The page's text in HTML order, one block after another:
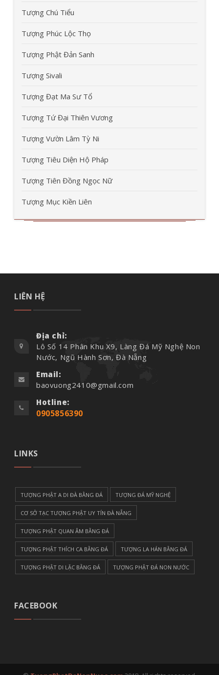
Tượng Chú Tiểu
Tượng Phúc Lộc Thọ
Tượng Phật Đản Sanh
Tượng Sivali
Tượng Đạt Ma Sư Tổ
Tượng Tứ Đại Thiên Vương
Tượng Vườn Lâm Tỳ Ni
Tượng Tiêu Diện Hộ Pháp
Tượng Tiên Đồng Ngọc Nữ
Tượng Mục Kiền Liên
LIÊN HỆ
Địa chỉ:
Lô Số 14 Phân Khu X9, Làng Đá Mỹ Nghệ Non
Nước, Ngũ Hành Sơn, Đà Nẵng
Email:
baovuong2410@gmail.com
Hotline:
0905856390
LINKS
TƯỢNG PHẬT A DI ĐÀ BẰNG ĐÁ TƯỢNG ĐÁ MỸ NGHỆ
CƠ SỞ TẠC TƯỢNG PHẬT UY TÍN ĐÀ NẴNG
TƯỢNG PHẬT QUAN ÂM BẰNG ĐÁ
TƯỢNG PHẬT THÍCH CA BẰNG ĐÁ TƯỢNG LA HÁN BẰNG ĐÁ
TƯỢNG PHẬT DI LẶC BẰNG ĐÁ TƯỢNG PHẬT ĐÁ NON NƯỚC
FACEBOOK